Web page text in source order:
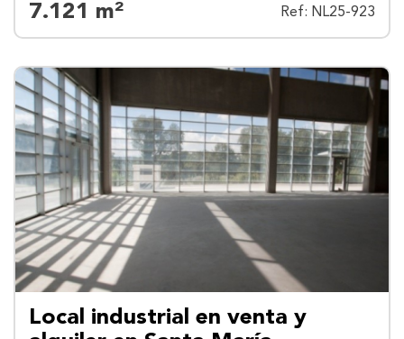
7.121 m² Ref: NL25-923
Local industrial en venta y